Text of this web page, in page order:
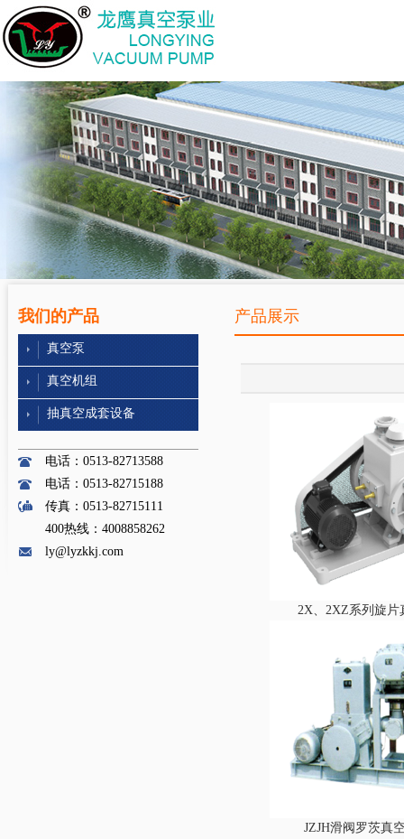
我们的产品
真空泵
真空机组
抽真空成套设备
电话：0513-82713588
电话：0513-82715188
传真：0513-82715111
400热线：4008858262
ly@lyzkkj.com
产品展示
2X、2XZ系列旋片
JZJH滑阀罗茨真